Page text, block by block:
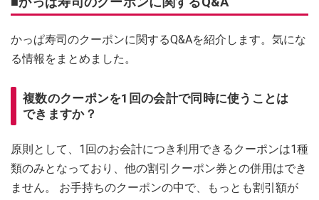
かっぱ寿司のクーポンに関するQ&Aを紹介します。気にな
る情報をまとめました。
複数のクーポンを1回の会計で同時に使うことは
できますか？
原則として、1回のお会計につき利用できるクーポンは1種
類のみとなっており、他の割引クーポン券との併用はでき
ません。 お手持ちのクーポンの中で、もっとも割引額が